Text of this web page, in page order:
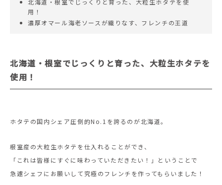
北海道・根室でじっくりと育った、大粒生ホタテを使
用！
濃厚オマール海老ソースが織りなす、フレンチの王道
北海道・根室でじっくりと育った、大粒生ホタテを
使用！
ホタテの国内シェア圧倒的No.1を誇るのが北海道。
根室産の大粒生ホタテを仕入れることができ、
「これは皆様にすぐに味わっていただきたい！」ということで
急遽シェフにお願いして究極のフレンチを作ってもらいました！